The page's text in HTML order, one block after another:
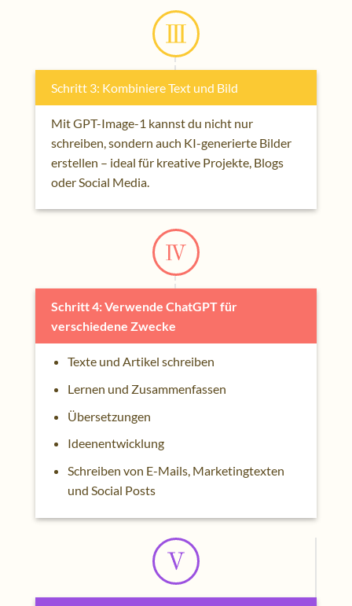
Schritt 3: Kombiniere Text und Bild
Mit GPT-Image-1 kannst du nicht nur
schreiben, sondern auch KI-generierte Bilder
erstellen – ideal für kreative Projekte, Blogs
oder Social Media.
Schritt 4: Verwende ChatGPT für
verschiedene Zwecke
Texte und Artikel schreiben
Lernen und Zusammenfassen
Übersetzungen
Ideenentwicklung
Schreiben von E-Mails, Marketingtexten
und Social Posts